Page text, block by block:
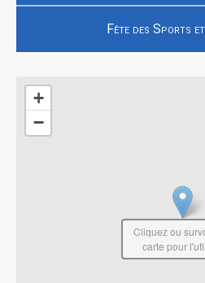
Fête des Sports
+
−
Cliquez ou
carte pour